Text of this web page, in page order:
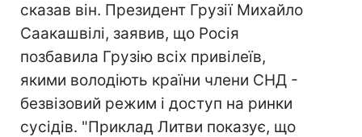
сказав він. Президент Грузії Михайло
Саакашвілі, заявив, що Росія
позбавила Грузію всіх привілеїв,
якими володіють країни члени СНД -
безвізовий режим і доступ на ринки
сусідів. "Приклад Литви показує, що